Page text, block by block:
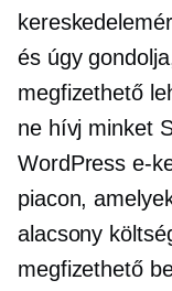
és úgy
megfizethető
ne hívj minket
WordPress e-
piacon,
alacsony
megfizethető